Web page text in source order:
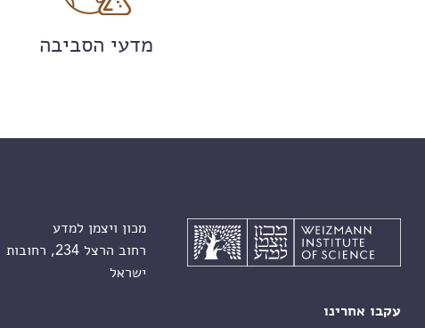
מדעי הסביבה
עקבו אחרינו
מכון ויצמן למדע
רחוב הרצל 234, רחובות 7610001
ישראל